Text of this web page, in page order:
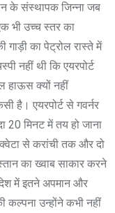
के संस्थापक जिन्ना जब
भी उच्च स्तर का
गाड़ी का पेट्रोल रास्ते में
नहीं थी कि एयरपोर्ट
हाऊस क्यों नहीं
है। एयरपोर्ट से गवर्नर
20 मिनट में तय हो जाना
से करांची तक और दो
का ख्वाब साकार करने
देश में इतने अपमान और
उन्होंने कभी नहीं